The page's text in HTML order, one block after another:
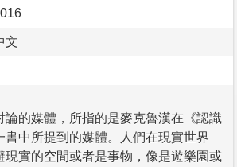
文
的媒體，所指的是麥克魯漢在《認識
書中所提到的媒體。人們在現實世界
現實的空間或者是事物，像是遊樂園或